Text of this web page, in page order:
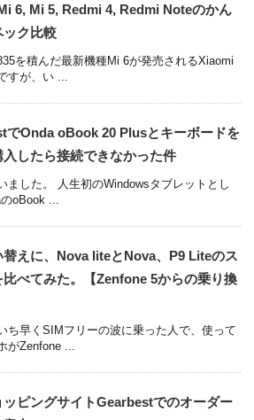
6, Mi 5, Redmi 4, Redmi Noteのかん
ック比較
を積んだ最新機種Mi 6が発売されるXiaomi
すが、い ...
でOnda oBook 20 Plusとキーボードを
入したら接続できなかった件
ました。 人生初のWindowsタブレットとし
oBook ...
替えに、Nova liteとNova、P9 Liteのス
比べてみた。【Zenfone 5からの乗り換
ち早くSIMフリーの波に乗った人で、使って
がZenfone ...
ッピングサイトGearbestでのオーダー